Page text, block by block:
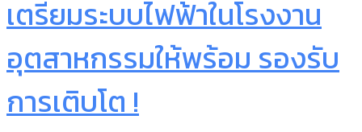
เตรียมระบบไฟฟ้าในโรงงาน
อุตสาหกรรมให้พร้อม รองรับ
การเติบโต !